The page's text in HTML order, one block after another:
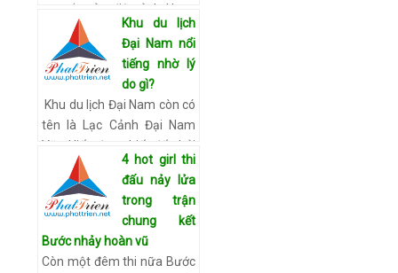
ra mắt của điện ảnh Hong
Kong. Sifu Vs. Vampire là
tập hợp của đủ bộ anh tài …
Xem chi tiết
Khu du lịch
Đại Nam nổi
tiếng nhờ lý
do gì?
Khu du lịch Đại Nam còn có
tên là Lạc Cảnh Đại Nam
Văn Hiến được biết đến bởi
những cảnh đẹp mê hồn và
những công trình vĩ đại hiện
tọa lạc tại …
Xem chi tiết
4 hot girl thi
đấu nảy lửa
trong trận
chung kết
Bước nhảy hoàn vũ
Còn một đêm thi nữa Bước